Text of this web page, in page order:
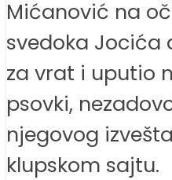
Mićanović na
svedoka Jocića
za vrat i uputio
psovki,
njegovog
klupskom sajtu.